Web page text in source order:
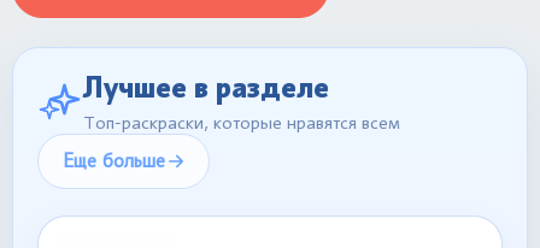
Лучшее в разделе
Топ-раскраски, которые нравятся всем
Еще больше